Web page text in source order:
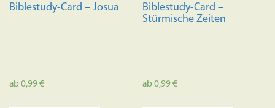
Biblestudy-Card – Josua
ab 0,99€
Biblestudy-Card –
Stürmische Zeiten
ab0,99€